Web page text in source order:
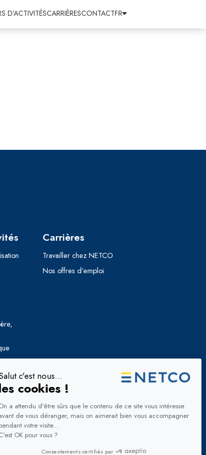
D’ACTIVITÉSCARRIÈRESCONTACTFR
Carrières
Travailler chez NETCO
Nos offres d’emploi